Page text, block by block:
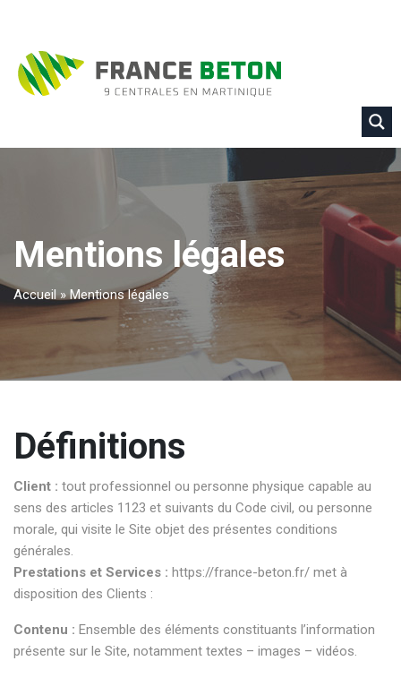
Mentions légales
Accueil»Mentions légales
Définitions
Client : tout professionnel ou personne physique capable au
sens des articles 1123 et suivants du Code civil, ou personne
morale, qui visite le Site objet des présentes conditions
générales.
Prestations et Services : https://france-beton.fr/ met à
disposition des Clients :
Contenu : Ensemble des éléments constituants l’information
présente sur le Site, notamment textes – images – vidéos.